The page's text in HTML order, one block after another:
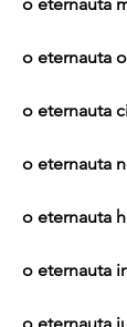
o eternauta
o eternauta
o eternauta
o eternauta
o eternauta